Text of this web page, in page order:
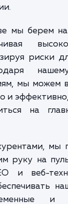
работу с
ваш сайт
мы